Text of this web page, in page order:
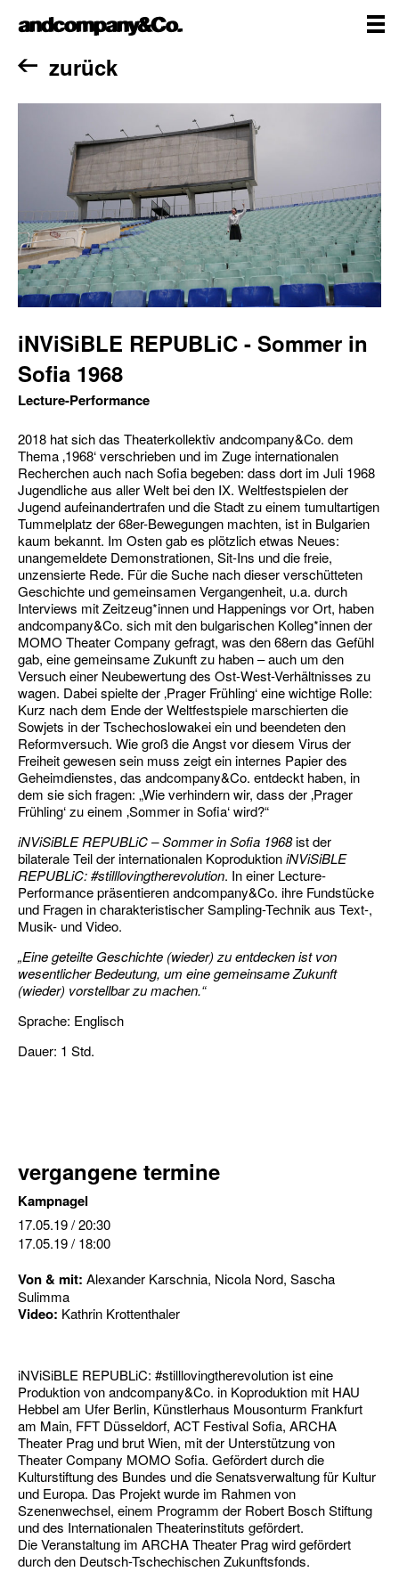
Inhalt
andcompany&Co
Homezurück
iNViSiBLE REPUBLiC - Sommer in
Sofia 1968
Lecture-Performance
2018 hat sich das Theaterkollektiv andcompany&Co. dem
Thema ‚1968‘ verschrieben und im Zuge internationalen
Recherchen auch nach Sofia begeben: dass dort im Juli 1968
Jugendliche aus aller Welt bei den IX. Weltfestspielen der
Jugend aufeinandertrafen und die Stadt zu einem tumultartigen
Tummelplatz der 68er-Bewegungen machten, ist in Bulgarien
kaum bekannt. Im Osten gab es plötzlich etwas Neues:
unangemeldete Demonstrationen, Sit-Ins und die freie,
unzensierte Rede. Für die Suche nach dieser verschütteten
Geschichte und gemeinsamen Vergangenheit, u.a. durch
Interviews mit Zeitzeug*innen und Happenings vor Ort, haben
andcompany&Co. sich mit den bulgarischen Kolleg*innen der
MOMO Theater Company gefragt, was den 68ern das Gefühl
gab, eine gemeinsame Zukunft zu haben – auch um den
Versuch einer Neubewertung des Ost-West-Verhältnisses zu
wagen. Dabei spielte der ‚Prager Frühling‘ eine wichtige Rolle:
Kurz nach dem Ende der Weltfestspiele marschierten die
Sowjets in der Tschechoslowakei ein und beendeten den
Reformversuch. Wie groß die Angst vor diesem Virus der
Freiheit gewesen sein muss zeigt ein internes Papier des
Geheimdienstes, das andcompany&Co. entdeckt haben, in
dem sie sich fragen: „Wie verhindern wir, dass der ‚Prager
Frühling‘ zu einem ‚Sommer in Sofia‘ wird?“
iNViSiBLE REPUBLiC – Sommer in Sofia 1968ist der
bilaterale Teil der internationalen KoproduktioniNViSiBLE
REPUBLiC: #stilllovingtherevolution. In einer Lecture-
Performance präsentieren andcompany&Co. ihre Fundstücke
und Fragen in charakteristischer Sampling-Technik aus Text-,
Musik- und Video.
„Eine geteilte Geschichte (wieder) zu entdecken ist von
wesentlicher Bedeutung, um eine gemeinsame Zukunft
(wieder) vorstellbar zu machen.“
Sprache: Englisch
Dauer: 1 Std.
vergangene termine
Kampnagel
17.05.19/ 20:30
17.05.19/ 18:00
Von & mit: Alexander Karschnia, Nicola Nord, Sascha
Sulimma
Video: Kathrin Krottenthaler
iNViSiBLE REPUBLiC: #stilllovingtherevolution ist eine
Produktion von andcompany&Co. in Koproduktion mit HAU
Hebbel am Ufer Berlin, Künstlerhaus Mousonturm Frankfurt
am Main, FFT Düsseldorf, ACT Festival Sofia, ARCHA
Theater Prag und brut Wien, mit der Unterstützung von
Theater Company MOMO Sofia. Gefördert durch die
Kulturstiftung des Bundes und die Senatsverwaltung für Kultur
und Europa. Das Projekt wurde im Rahmen von
Szenenwechsel, einem Programm der Robert Bosch Stiftung
und des Internationalen Theaterinstituts gefördert.
Die Veranstaltung im ARCHA Theater Prag wird gefördert
durch den Deutsch-Tschechischen Zukunftsfonds.